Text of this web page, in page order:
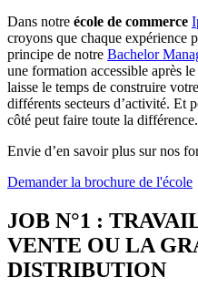
Dans notre école de commerce
croyons que chaque expérience
principe de notre Bachelor
une formation accessible après
laisse le temps de construire
différents secteurs d’activité. Et
côté peut faire toute la différence.
Envie d’en savoir plus sur nos
Demander la brochure de l'école
JOB N°1 :
VENTE OU LA
DISTRIBUTION